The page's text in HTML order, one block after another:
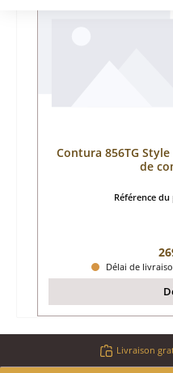
Contura 856TG
de
Référence
Délai de
Livraison